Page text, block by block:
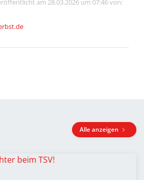
am 28.03.2026 um 07:46 von:
Alle anzeigen